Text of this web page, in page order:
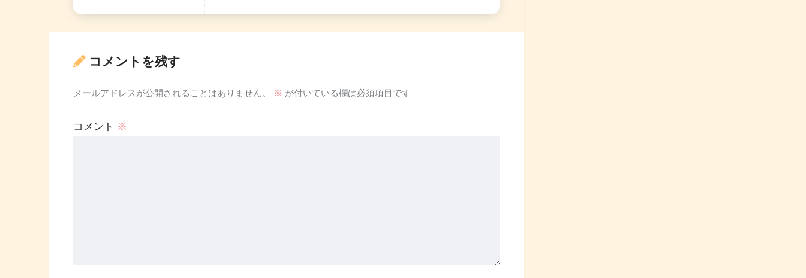
コメントを残す
メールアドレスが公開されることはありません。 ※ が付いている欄は必須項目です
コメント ※